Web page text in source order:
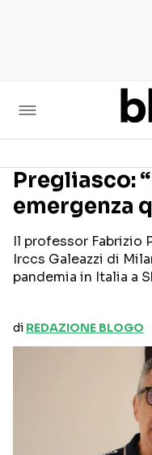
Pregliasco:
emergenza
Il professor Fabrizio
Irccs Galeazzi di
pandemia in Italia a
di REDAZIONE BLOGO